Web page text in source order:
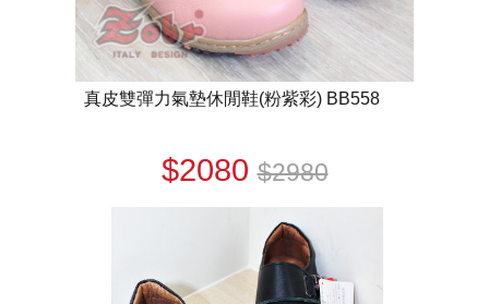
真皮雙彈力氣墊休閒鞋(粉紫彩) BB558
$2080$2980